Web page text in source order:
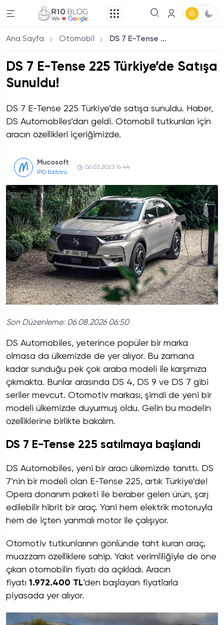
Ana Sayfa Otomobil DS 7 E-Tense 225 Türkiye’de Satışa Sunuldu!
DS 7 E-Tense 225 Türkiye’de Satışa
Sunuldu!
DS 7 E-Tense 225 Türkiye’de satışa sunuldu. Haber,
DS Automobiles’dan geldi. Otomobil tutkunları için
aracın özellikleri içeriğimizde.
Mucosoft
R10 Editörü
06.03.2023 16:44
Son Düzenleme: 06.08.2026 06:50
DS Automobiles, yeterince popüler bir marka
olmasa da ülkemizde de yer alıyor. Bu zamana
kadar sunduğu pek çok araba modeli ile karşımıza
çıkmakta. Bunlar arasında DS 4, DS 9 ve DS 7 gibi
seriler mevcut. Otomotiv markası, şimdi de yeni bir
modeli ülkemizde duyurmuş oldu. Gelin bu modelin
özelliklerine birlikte bakalım.
DS 7 E-Tense 225 satılmaya başlandı
DS Automobiles, yeni bir aracı ülkemizde tanıttı. DS
7’nin bir modeli olan E-Tense 225, artık Türkiye’de!
Opera donanım paketi ile beraber gelen ürün, şarj
edilebilir hibrit bir araç. Yani hem elektrik motoruyla
hem de içten yanmalı motor ile çalışıyor.
Otomotiv tutkunlarının gönlünde taht kuran araç,
muazzam özelliklere sahip. Yakıt verimliliğiyle de öne
çıkan otomobilin fiyatı da açıkladı. Aracın
fiyatı 1.972.400 TL’den başlayan fiyatlarla
piyasada yer alıyor.